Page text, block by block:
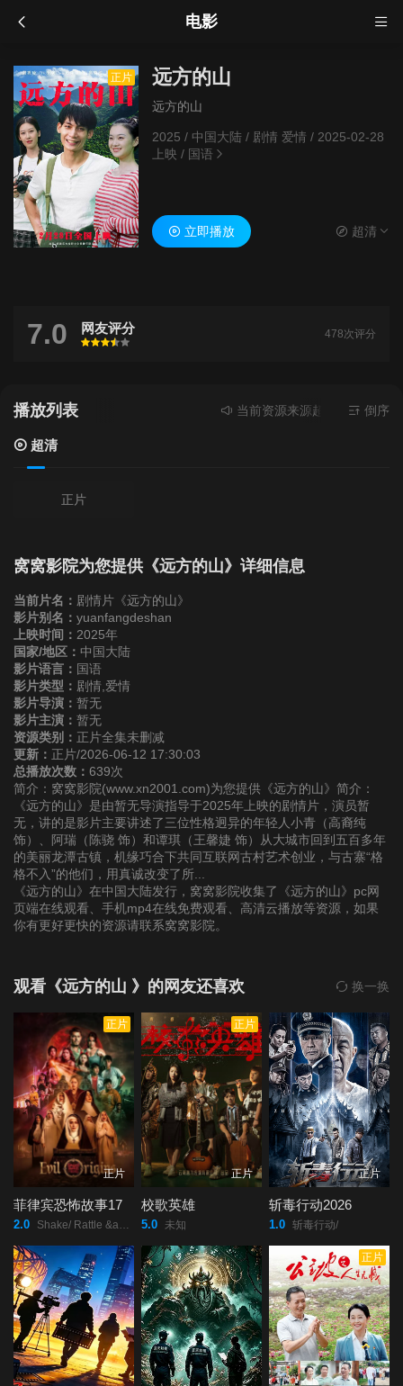
电影
正片 远方的山
远方的山
2025 / 中国大陆 / 剧情 爱情/ 2025-02-28
上映 / 国语
立即播放 超清
7.0 网友评分
很差
较差还行推荐力荐
478次评分
播放列表 当前资源来源超清 - 无需安装
倒序
超清
正片
窝窝影院为您提供《远方的山》详细信息
当前片名： 剧情片《远方的山》
影片别名： yuanfangdeshan
上映时间： 2025年
国家/地区： 中国大陆
影片语言： 国语
影片类型： 剧情,爱情
影片导演： 暂无
影片主演： 暂无
资源类别： 正片全集未删减
更新： 正片/2026-06-12 17:30:03
总播放次数： 639次
简介：窝窝影院(www.xn2001.com)为您提供《远方的山》简介：
《远方的山》是由暂无导演指导于2025年上映的剧情片，演员暂
无，讲的是影片主要讲述了三位性格迥异的年轻人小青（高裔纯
饰）、阿瑞（陈骁 饰）和谭琪（王馨婕 饰）从大城市回到五百多年
的美丽龙潭古镇，机缘巧合下共同互联网古村艺术创业，与古寨“格
格不入”的他们，用真诚改变了所...
《远方的山》在中国大陆发行，窝窝影院收集了《远方的山》pc网
页端在线观看、手机mp4在线免费观看、高清云播放等资源，如果
你有更好更快的资源请联系窝窝影院。
观看《远方的山 》的网友还喜欢 换一换
正片
正片
菲律宾恐怖故事17
2.0 Shake/ Rattle &amp; Roll: Evil Origins/
正片
正片
校歌英雄
5.0 未知
正片
斩毒行动2026
1.0 斩毒行动/
正片